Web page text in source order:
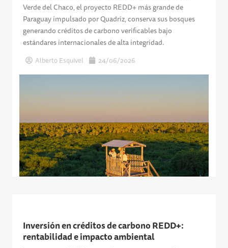
Verde del Chaco, el proyecto REDD+ más grande de
Paraguay impulsado por Quadriz, conserva sus bosques
generando créditos de carbono verificables bajo
estándares internacionales de alta integridad.
Alberto Esquivel 24/06/2026
Inversión en créditos de carbono REDD+:
rentabilidad e impacto ambiental